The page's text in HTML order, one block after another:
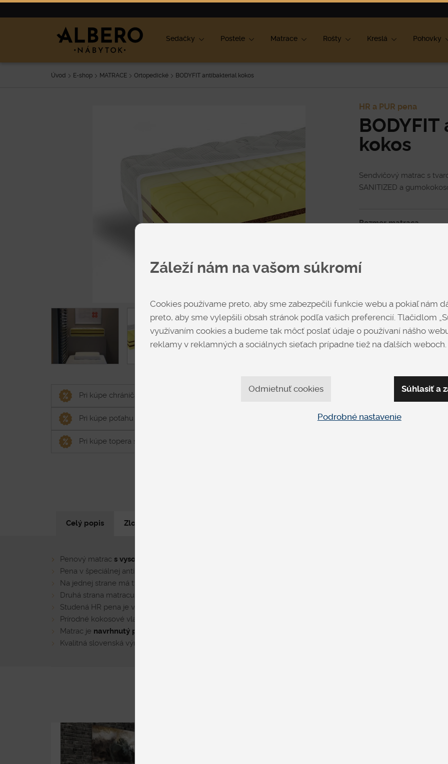
Sedačky Postele Matrace Rošty Kreslá Pohovky
Nábytok
Výpredaj
O nás
Blog
Ako vybrať nábytok
Úvod E-shop MATRACE Ortopedické BODYFIT antibakterial kokos
Pri kúpe chrániča spolu s matracom, chránič o 20 % lacnejší.
Pri kúpe poťahu spolu s matracom, poťah o 20 % lacnejší.
Pri kúpe topera spolu s matracom, toper o 10% lacnejší.
HR a PUR pena
kokos
Sendvičový matrac s
SANITIZED a
Rozmer matraca
Mrzí nás to, ale tento
Celý popis Zloženie
Penový matrac s vysokou mierou hygieny
Pena v špeciálnej antibakteriálnej úprave sanitized likviduje baktérie, plesne a zabraňuje množeniu roztočov,
Na jednej strane má tvarovaný povrch, preto je táto strana mäkšia a veľmi dobre kopíruje tvar tela
Druhá strana matracu je tvrdšia
Studená HR pena je vzdušnejšia a pružnejšia ako klasická pena a vďaka vysokej hustote poskytuje vysoký
Prírodné kokosové vlákno zabezpečuje vysokú mieru tvrdosti a vzdušnosť matraca
Matrac je navrhnutý pre ľudí s hmotnosťou až do 140 kg
Kvalitná slovenská výroba
Záleží nám na vašom súkromí
Cookies používame preto, aby sme zabezpečili funkcie webu a pokiaľ nám
preto, aby sme vylepšili obsah stránok podľa vašich preferencií. Tlačidlom
využívaním cookies a budeme tak môcť poslať údaje o používaní nášho
reklamy v reklamných a sociálnych sieťach prípadne tiež na ďalších weboch.
Odmietnuť cookies Súhlasiť a
Podrobné nastavenie